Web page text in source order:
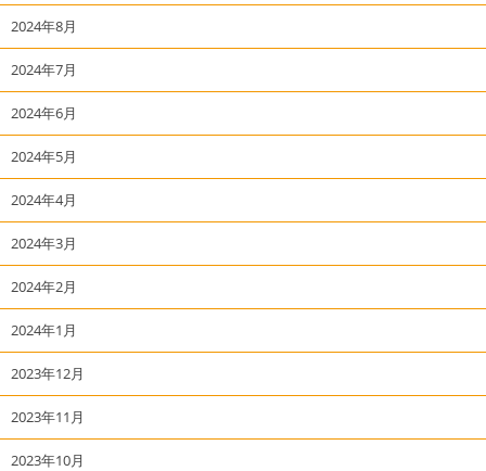
2024年8月
2024年7月
2024年6月
2024年5月
2024年4月
2024年3月
2024年2月
2024年1月
2023年12月
2023年11月
2023年10月